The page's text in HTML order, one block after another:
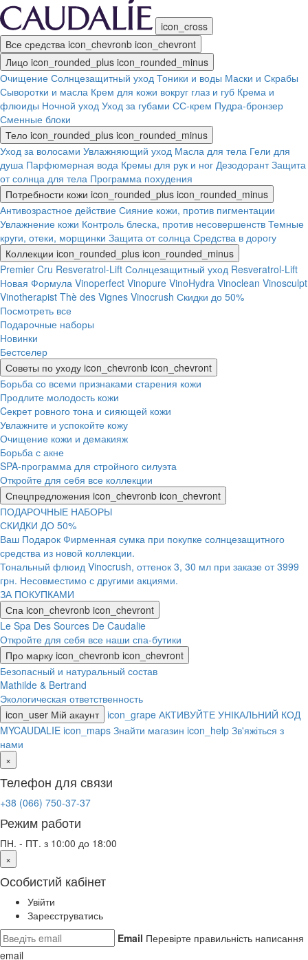
icon_cross
Все средства icon_chevronb icon_chevront
Лицо icon_rounded_plus icon_rounded_minus
Очищение Солнцезащитный уход Тоники и воды Маски и Скрабы
Сыворотки и масла Крем для кожи вокруг глаз и губ Крема и
флюиды Ночной уход Уход за губами СС-крем Пудра-бронзер
Сменные блоки
Тело icon_rounded_plus icon_rounded_minus
Уход за волосами Увлажняющий уход Масла для тела Гели для
душа Парфюмерная вода Кремы для рук и ног Дезодорант Защита
от солнца для тела Программа похудения
Потребности кожи icon_rounded_plus icon_rounded_minus
Антивозрастное действие Сияние кожи, против пигментации
Увлажнение кожи Контроль блеска, против несовершенств Темные
круги, отеки, морщинки Защита от солнца Средства в дорогу
Коллекции icon_rounded_plus icon_rounded_minus
Premier Cru Resveratrol-Lift Солнцезащитный уход Resveratrol-Lift
Новая Формула Vinoperfect Vinopure VinoHydra Vinoclean Vinosculpt
Vinotherapist Thè des Vignes Vinocrush Скидки до 50%
Посмотреть все
Подарочные наборы
Новинки
Бестселер
Советы по уходу icon_chevronb icon_chevront
Борьба со всеми признаками старения кожи
Продлите молодость кожи
Cекрет ровного тона и сияющей кожи
Увлажните и успокойте кожу
Очищение кожи и демакияж
Борьба с акне
SPA-программа для стройного силуэта
Откройте для себя все коллекции
Спецпредложения icon_chevronb icon_chevront
ПОДАРОЧНЫЕ НАБОРЫ
СКИДКИ ДО 50%
Ваш Подарок Фирменная сумка при покупке солнцезащитного
средства из новой коллекции.
Тональный флюид Vinocrush, оттенок 3, 30 мл при заказе от 3999
грн. Несовместимо с другими акциями.
ЗА ПОКУПКАМИ
Спа icon_chevronb icon_chevront
Le Spa Des Sources De Caudalie
Откройте для себя все наши спа-бутики
Про марку icon_chevronb icon_chevront
Безопасный и натуральный состав
Mathilde & Bertrand
Экологическая ответственность
icon_user Мій акаунт icon_grape АКТИВУЙТЕ УНІКАЛЬНИЙ КОД
MYCAUDALIE icon_maps Знайти магазин icon_help Зв'яжіться з
нами
×
Телефон для связи
+38 (066) 750-37-37
Режим работи
ПН. - ПТ. з 10:00 до 18:00
×
Особистий кабінет
Увійти
Зареєструватись
Email Перевірте правильність написання
email